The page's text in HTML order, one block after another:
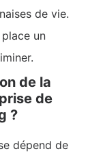
de vie.
un
de la
de
?
dépend de